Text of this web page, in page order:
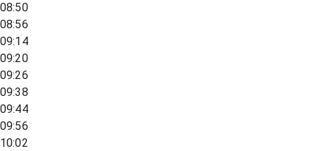
08:50
08:56
09:14
09:20
09:26
09:38
09:44
09:56
10:02